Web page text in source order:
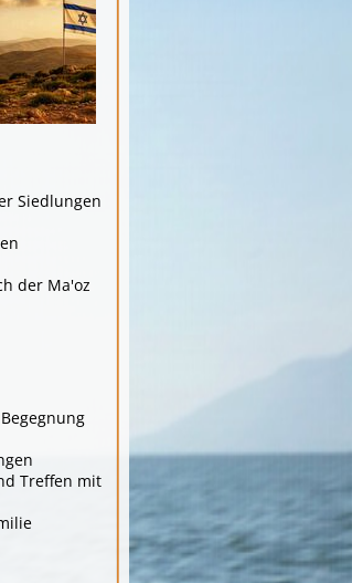
Siedlungen
der Ma'oz
Treffen mit